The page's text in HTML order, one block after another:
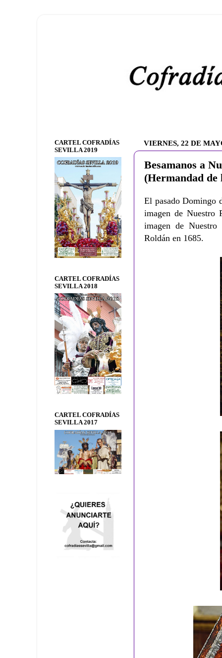
VIERNES, 22 DE
Besamanos a
(Hermandad de
El pasado Domingo
imagen de Nuestro
imagen de Nuestro
Roldán en 1685.
CARTEL COFRADÍAS
SEVILLA 2019
CARTEL COFRADÍAS
SEVILLA 2018
CARTEL COFRADÍAS
SEVILLA 2017